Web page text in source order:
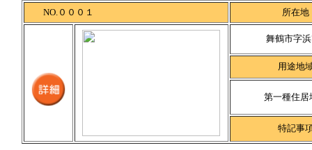
NO.０００１ 所在地
舞鶴市字
用途地
第一種住居
特記事